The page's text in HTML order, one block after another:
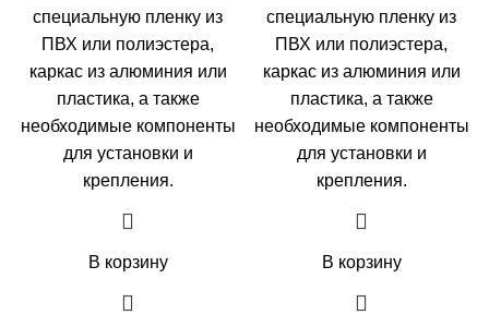
специальную пленку из
ПВХ или полиэстера,
каркас из алюминия или
пластика, а также
необходимые компоненты
для установки и
крепления.
В корзину
специальную пленку из
ПВХ или полиэстера,
каркас из алюминия или
пластика, а также
необходимые компоненты
для установки и
крепления.
В корзину